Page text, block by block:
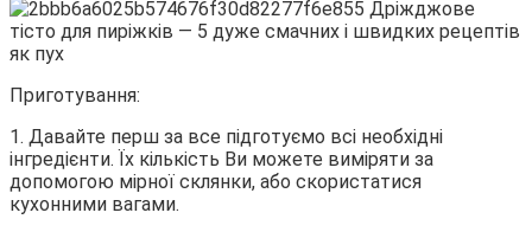
Приготування:
1. Давайте перш за все підготуємо всі необхідні
інгредієнти. Їх кількість Ви можете виміряти за
допомогою мірної склянки, або скористатися
кухонними вагами.